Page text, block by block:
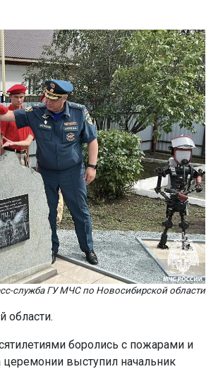
служба ГУ МЧС по Новосибирской области
области.
боролись с пожарами и
выступил начальник